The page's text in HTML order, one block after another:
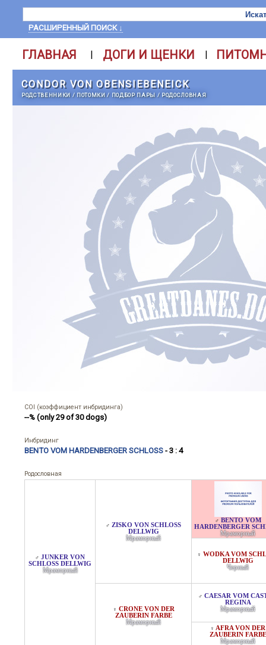
РАСШИРЕННЫЙ ПОИСК ↓
ГЛАВНАЯ | ДОГИ И ЩЕНКИ |
CONDOR VON OBENSIEBENEICK
РОДСТВЕННИКИ / ПОТОМКИ/ ПОДБОР ПАРЫ / РОДОСЛОВНАЯ
COI (коэффициент инбридинга)
--% (only 29 of 30 dogs)
Инбридинг
BENTO VOM HARDENBERGER SCHLOSS - 3 : 4
Родословная
♂ JUNKER VON
SCHLOSS DELLWIG
Мраморный
♂ ZISKO VON SCHLOSS
DELLWIG
Мраморный
♂ BENTO VOM
HARDENBERGER
Мраморный
♀ WODKA VOM
DELLWIG
Черный
♀ CRONE VON DER
ZAUBERIN FARBE
Мраморный
♂ CAESAR VOM
REGINA
Мраморный
♀ AFRA VON DER
ZAUBERIN FARBE
Мраморный